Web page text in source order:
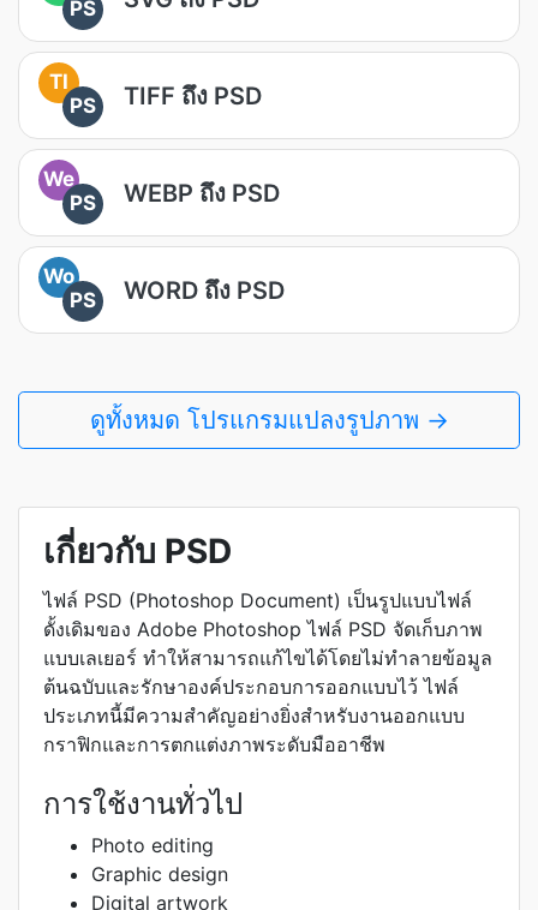
PS
TI
PS
TIFF ถึง PSD
We
PS
WEBP ถึง PSD
Wo
PS
WORD ถึง PSD
ดูทั้งหมด โปรแกรมแปลงรูปภาพ →
เกี่ยวกับ PSD
ไฟล์ PSD (Photoshop Document) เป็นรูปแบบไฟล์
ดั้งเดิมของ Adobe Photoshop ไฟล์ PSD จัดเก็บภาพ
แบบเลเยอร์ ทำให้สามารถแก้ไขได้โดยไม่ทำลายข้อมูล
ต้นฉบับและรักษาองค์ประกอบการออกแบบไว้ ไฟล์
ประเภทนี้มีความสำคัญอย่างยิ่งสำหรับงานออกแบบ
กราฟิกและการตกแต่งภาพระดับมืออาชีพ
การใช้งานทั่วไป
Photo editing
Graphic design
Digital artwork